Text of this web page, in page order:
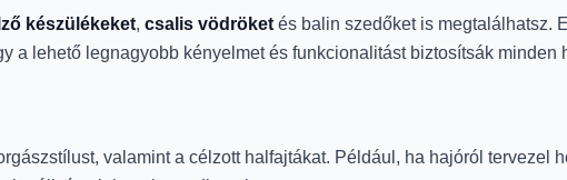
készülékeket, csalis vödröket és balin szedőket is megtalálhatsz.
a lehető legnagyobb kényelmet és funkcionalitást biztosítsák minden
valamint a célzott halfajtákat. Például, ha hajóról tervezel